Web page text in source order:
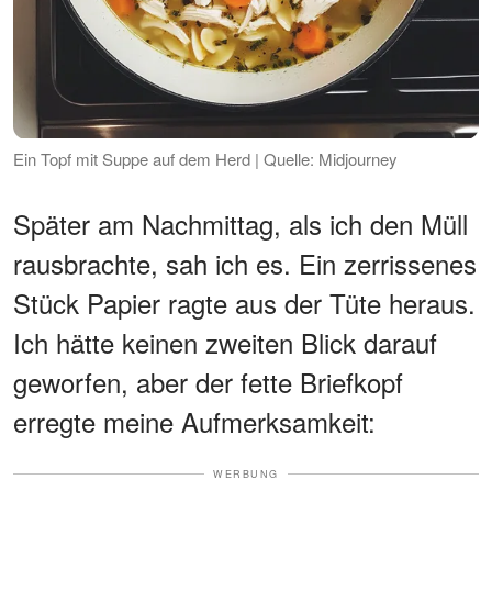
Ein Topf mit Suppe auf dem Herd | Quelle: Midjourney
Später am Nachmittag, als ich den Müll
rausbrachte, sah ich es. Ein zerrissenes
Stück Papier ragte aus der Tüte heraus.
Ich hätte keinen zweiten Blick darauf
geworfen, aber der fette Briefkopf
erregte meine Aufmerksamkeit:
WERBUNG